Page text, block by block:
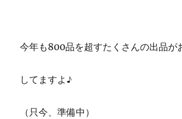
今年も800品を超すたくさんの出品が
してますよ♪
（只今、準備中）